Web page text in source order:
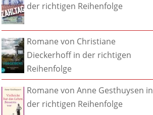
der richtigen Reihenfolge
Romane von Christiane
Dieckerhoff in der richtigen
Reihenfolge
Romane von Anne Gesthuysen in
der richtigen Reihenfolge